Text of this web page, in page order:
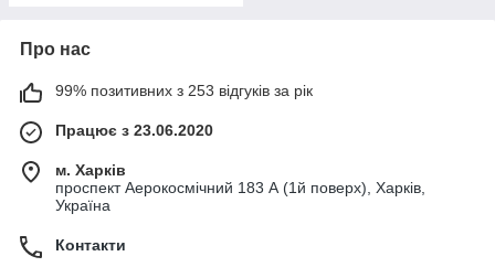
Про нас
99% позитивних з 253 відгуків за рік
Працює з 23.06.2020
м. Харків
проспект Аерокосмічний 183 А (1й поверх), Харків,
Україна
Контакти